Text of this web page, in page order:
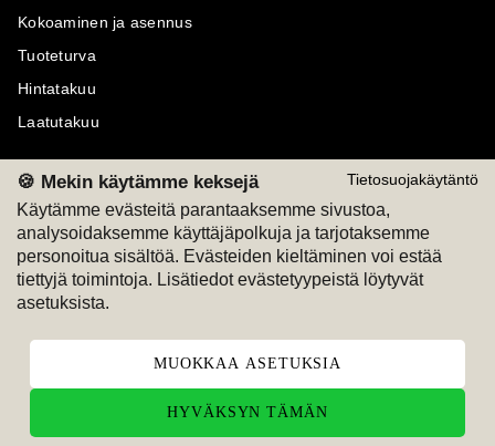
Tietosuojakäytäntö
🍪 Mekin käytämme keksejä
Käytämme evästeitä parantaaksemme sivustoa,
analysoidaksemme käyttäjäpolkuja ja tarjotaksemme
personoitua sisältöä. Evästeiden kieltäminen voi estää
tiettyjä toimintoja. Lisätiedot evästetyypeistä löytyvät
asetuksista.
MUOKKAA ASETUKSIA
HYVÄKSYN TÄMÄN
Kokoaminen ja asennus
Tuoteturva
Hintatakuu
Laatutakuu
Maksutavat
M
Seuraa meitä